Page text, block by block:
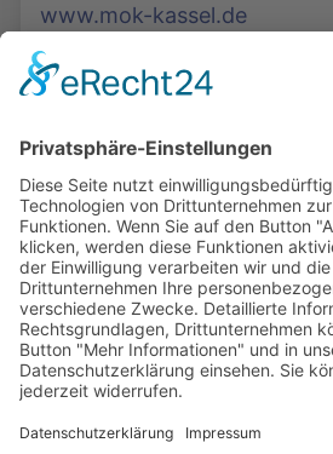
www.mok-kassel.de
Podcasts, Themen und
Entdecken Sie unser Forum
und Demokratie - jederzeit
verfügbar.